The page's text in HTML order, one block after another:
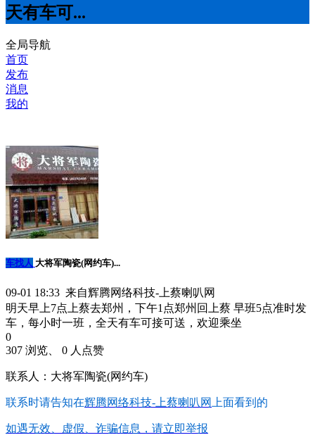
天有车可...
全局导航
首页
发布
消息
我的
车找人 大将军陶瓷(网约车)...
09-01 18:33 来自辉腾网络科技-上蔡喇叭网
明天早上7点上蔡去郑州，下午1点郑州回上蔡 早班5点准时发
车，每小时一班，全天有车可接可送，欢迎乘坐
0
307 浏览、 0 人点赞
联系人：大将军陶瓷(网约车)
联系时请告知在辉腾网络科技-上蔡喇叭网 上面看到的
如遇无效、虚假、诈骗信息，请立即举报